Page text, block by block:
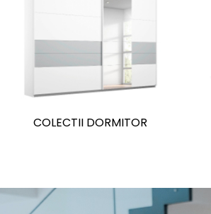
COLECTII DORMITOR